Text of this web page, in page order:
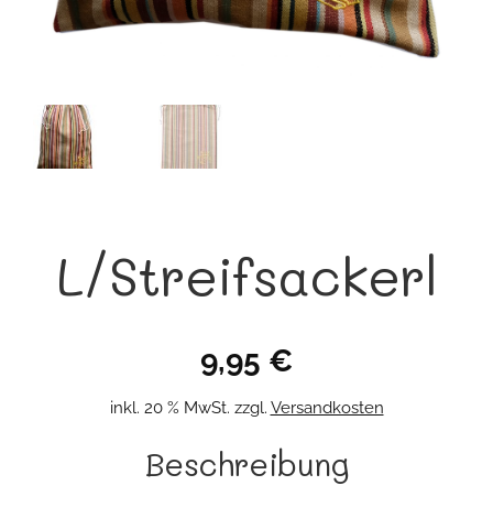
L/Streifsackerl
9,95 €
inkl. 20 % MwSt. zzgl. Versandkosten
Beschreibung